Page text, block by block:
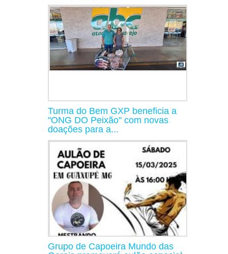
Turma do Bem GXP beneficia a
"ONG DO Peixão" com novas
doações para a...
Grupo de Capoeira Mundo das